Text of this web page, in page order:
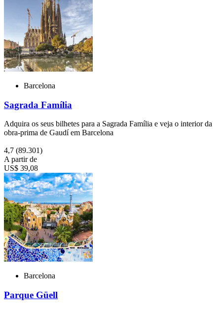
Barcelona
Sagrada Família
Adquira os seus bilhetes para a Sagrada Família e veja o interior da
obra-prima de Gaudí em Barcelona
4,7 (89.301)
A partir de
US$ 39,08
Barcelona
Parque Güell